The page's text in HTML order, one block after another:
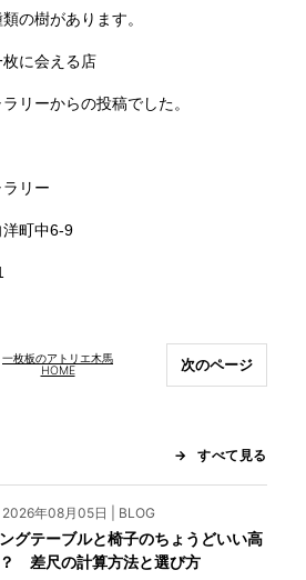
の樹があります。
に会える店
リーからの投稿でした。
リー
町中6-9
一枚板のアトリエ木馬
HOME
次のページ
すべて見る
2026年08月05日 | BLOG
グテーブルと椅子のちょうどいい高
差尺の計算方法と選び方